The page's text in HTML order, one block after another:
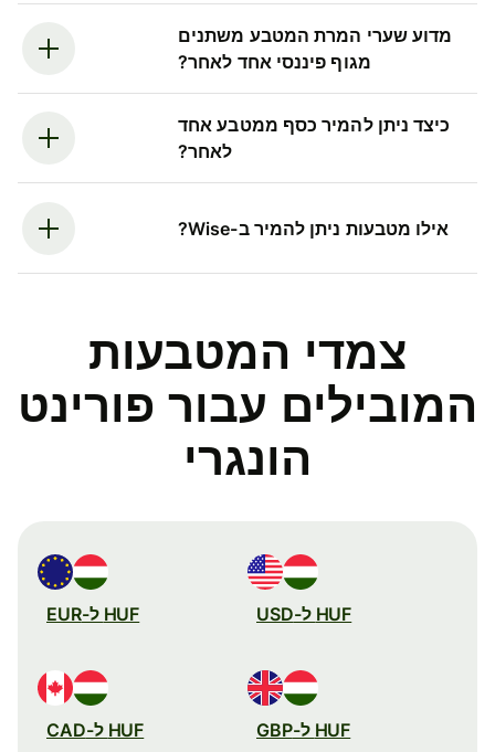
מדוע שערי המרת המטבע משתנים
מגוף פיננסי אחד לאחר?
כיצד ניתן להמיר כסף ממטבע אחד
לאחר?
אילו מטבעות ניתן להמיר ב-Wise?
צמדי המטבעות
המובילים עבור פורינט
הונגרי
HUF ל-USD HUF ל-EUR
HUF ל-GBP HUF ל-CAD